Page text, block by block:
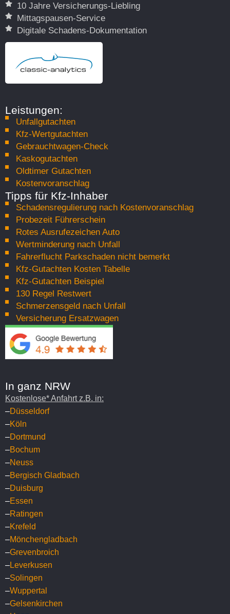
Kostenvoranschläge
Mit unserem fundierten Oldtimer-Gutachten
dokumentieren wir den Zustand und Wert Ihres
passenden Versicherungsschutz und dient als
Grundlage für Werterhalt und Wertsteigerung.
Autobewertung
Wir bewerten Ihr Fahrzeug schnell und kompetent
nach aktuellen Marktstandards. Sie erhalten eine
objektive und marktgerechte Einschätzung für
Mehr erfahren
10 Jahre Versicherungs-Liebling
Mittagspausen-Service
Digitale Schadens-Dokumentation
Leistungen:
Unfallgutachten
Kfz-Wertgutachten
Gebrauchtwagen-Check
Kaskogutachten
Oldtimer Gutachten
Kostenvoranschlag
Tipps für Kfz-Inhaber
Schadensregulierung nach Kostenvoranschlag
Probezeit Führerschein
Rotes Ausrufezeichen Auto
Wertminderung nach Unfall
Fahrerflucht Parkschaden nicht bemerkt
Kfz-Gutachten Kosten Tabelle
Kfz-Gutachten Beispiel
130 Regel Restwert
Schmerzensgeld nach Unfall
Versicherung Ersatzwagen
In ganz NRW
Kostenlose* Anfahrt z.B. in:
–Düsseldorf
–Köln
–Dortmund
–Bochum
–Neuss
–Bergisch Gladbach
–Duisburg
–Essen
–Ratingen
–Krefeld
–Mönchengladbach
–Grevenbroich
–Leverkusen
–Solingen
–Wuppertal
–Gelsenkirchen